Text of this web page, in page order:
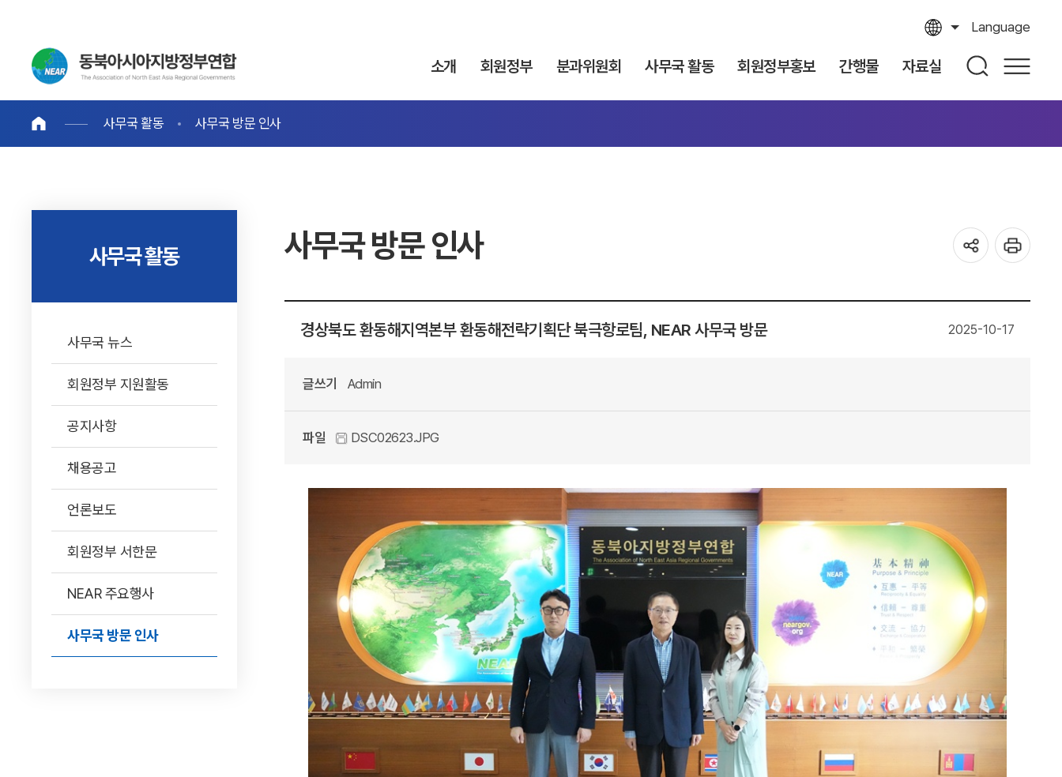
Language
소개 회원정부 분과위원회 사무국 활동 회원정부홍보 간행물 자료실
사무국 활동 사무국 방문 인사
사무국 활동
사무국 뉴스
회원정부 지원활동
공지사항
채용공고
언론보도
회원정부 서한문
NEAR 주요행사
사무국 방문 인사
사무국 방문 인사
경상북도 환동해지역본부 환동해전략기획단 북극항로팀, NEAR 사무국 방문 2025-10-17
글쓰기 Admin
파일 DSC02623.JPG